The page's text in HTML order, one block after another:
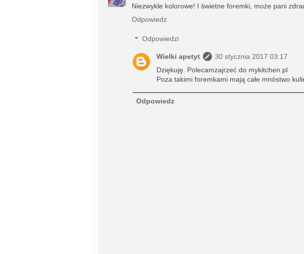
Niezwykle kolorowe! I świetne foremki, może pani
Odpowiedz
Odpowiedzi
Wielki apetyt
30 stycznia 2017 03:17
Dziękuję. Polecamzajrzeć do mykitchen.pl
Poza takimi foremkami mają całe mnóstwo
Odpowiedz